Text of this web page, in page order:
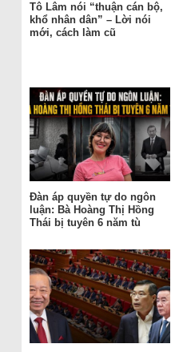
Tô Lâm nói “thuận cán bộ,
khổ nhân dân” – Lời nói
mới, cách làm cũ
Đàn áp quyền tự do ngôn
luận: Bà Hoàng Thị Hồng
Thái bị tuyên 6 năm tù